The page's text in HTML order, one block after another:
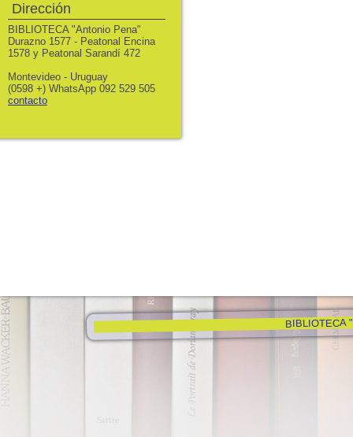
BIBLIOTECA
Dirección
BIBLIOTECA "Antonio Pena"
Durazno 1577 - Peatonal Encina
1578 y Peatonal Sarandí 472
Montevideo - Uruguay
(0598 +) WhatsApp 092 529 505
contacto